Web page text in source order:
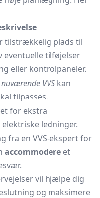
tilstrækkelig plads til
eventuelle tilføjelser
eller kontrolpaneler.
nuværende VVS kan
tilpasses.
for ekstra
ledninger.
fra en VVS-ekspert for
accommodere et
vil hjælpe dig
og maksimere